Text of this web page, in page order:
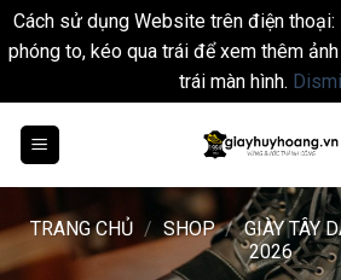
Cách sử dụng Website trên điện
phóng to, kéo qua trái để xem thêm
trái màn hình.
TRANG CHỦ / SHOP / GIÀY TÂY
2026